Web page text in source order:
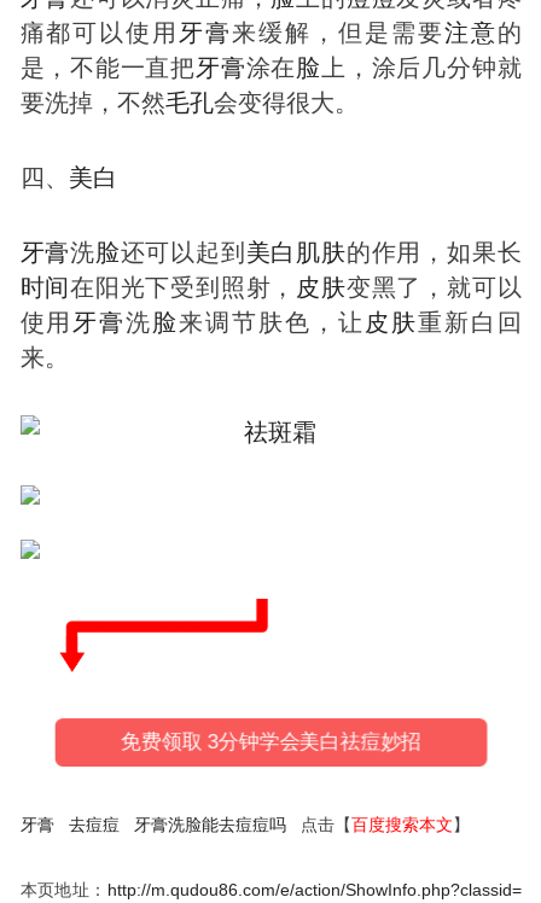
痛都可以使用 牙膏来缓解，但是需要注意的
是，不能一直把牙膏涂在脸 上，涂后几分钟就
要洗掉，不然毛孔会变得很大。
四、 美白
牙膏洗脸还可以起到 美白 肌肤的作用，如果长
时间在阳光下受到照射， 皮肤变黑了，就可以
使用 牙膏洗脸来调节肤色，让 皮肤重新白回
来。
免费领取 3分钟学会美白祛痘妙招
牙膏 去痘痘 牙膏洗脸能去痘痘吗点击【百度搜索本文】
本页地址： http://m.qudou86.com/e/action/ShowInfo.php?classid=